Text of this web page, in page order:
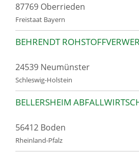
87769 Oberrieden
Freistaat Bayern
BEHRENDT
24539 Neumünster
Schleswig-Holstein
BELLERSHEIM
56412 Boden
Rheinland-Pfalz